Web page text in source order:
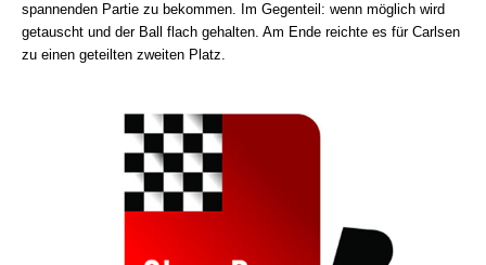
spannenden Partie zu bekommen. Im Gegenteil: wenn möglich wird
getauscht und der Ball flach gehalten. Am Ende reichte es für Carlsen
zu einen geteilten zweiten Platz.